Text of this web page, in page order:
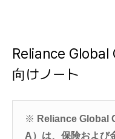
Reliance Global
向けノート
※ Reliance Global
A） は、 保険および